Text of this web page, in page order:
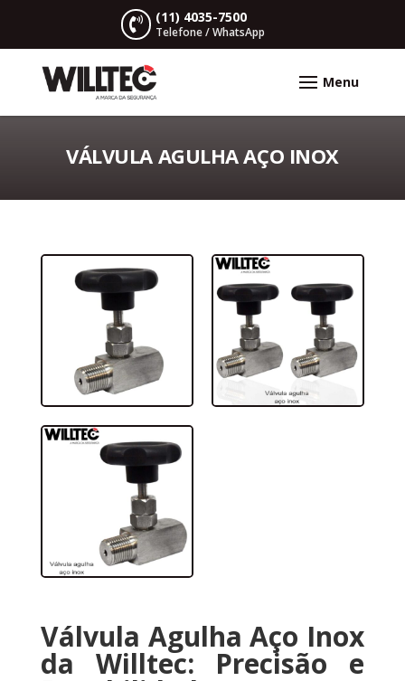
 (11) 4035-7500
Telefone / WhatsApp
VÁLVULA AGULHA AÇO INOX
Válvula Agulha Aço Inox
da Willtec: Precisão e